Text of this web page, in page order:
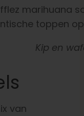
Kip en
van